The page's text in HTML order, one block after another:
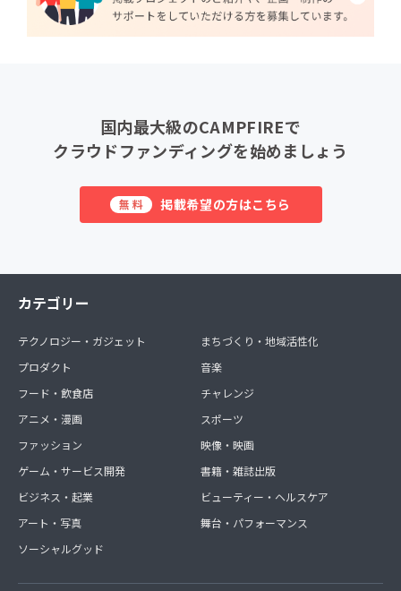
国内最大級のCAMPFIREで
クラウドファンディングを始めましょう
無料 掲載希望の方はこちら
カテゴリー
テクノロジー・ガジェット
プロダクト
フード・飲食店
アニメ・漫画
ファッション
ゲーム・サービス開発
ビジネス・起業
アート・写真
ソーシャルグッド
まちづくり・地域活性化
音楽
チャレンジ
スポーツ
映像・映画
書籍・雑誌出版
ビューティー・ヘルスケア
舞台・パフォーマンス